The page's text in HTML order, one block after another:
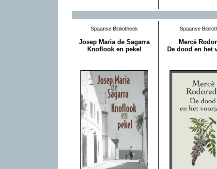
Spaanse Bibliotheek Spaanse
Josep Maria de Sagarra
Knoflook en pekel
Mercè
De dood en het